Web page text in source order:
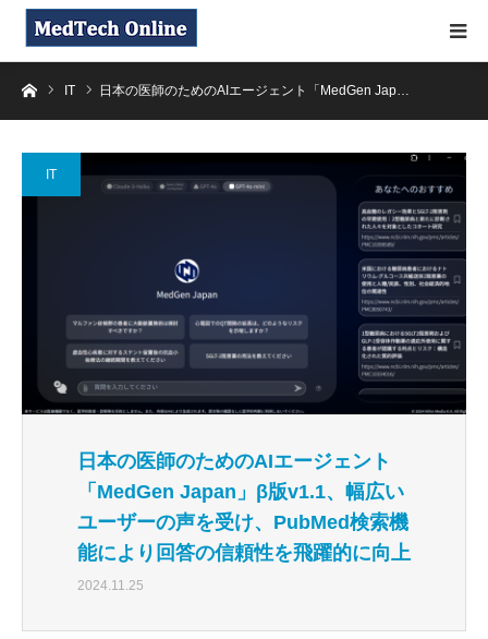
ホーム
IT 日本の医師のためのAIエージェント「MedGen Jap…
IT
日本の医師のためのAIエージェント
「MedGen Japan」β版v1.1、幅広い
ユーザーの声を受け、PubMed検索機
能により回答の信頼性を飛躍的に向上
2024.11.25